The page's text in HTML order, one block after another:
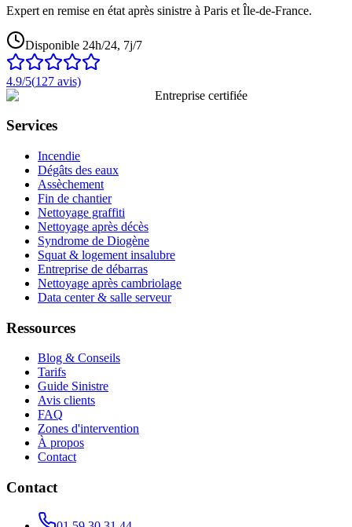
Expert en remise en état après sinistre à Paris et Île-de-France.
Disponible 24h/24, 7j/7
4.9/5(127 avis)
Entreprise certifiée
Services
Incendie
Dégâts des eaux
Assèchement
Fin de chantier
Nettoyage graffiti
Nettoyage après décès
Syndrome de Diogène
Squat & logement insalubre
Entreprise de débarras
Nettoyage après cambriolage
Data center & salle serveur
Ressources
Blog & Conseils
Tarifs
Guide Sinistre
Avis clients
FAQ
Zones d'intervention
À propos
Contact
Contact